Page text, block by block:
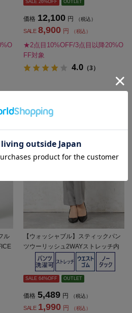
SALE 26%OFF OUTLET
価格 12,100 円 （税込）
SALE 8,900 円 （税込）
★2点目10%OFF/3点目以降20%O
FF対象
4.0 （3）
ル
【ウォッシャブル】スティックパン
ツウーリッシュ2WAYストレッチ内
股シームレス無地秋冬【レディー
SALE 64%OFF OUTLET
価格 5,489 円 （税込）
SALE 1,990 円 （税込）